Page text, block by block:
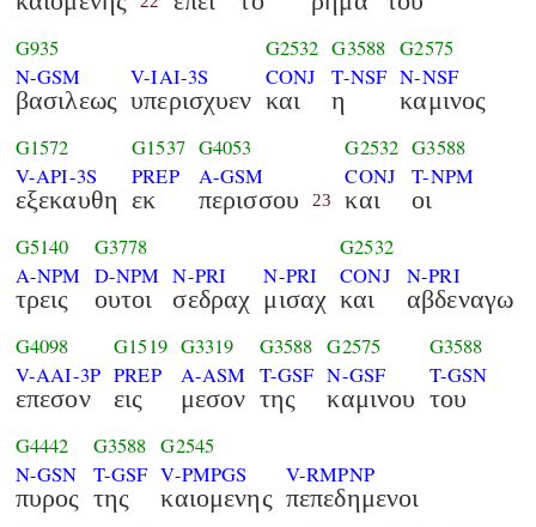
G935
N-GSM
βασιλεως
V-IAI-3S
υπερισχυεν
G2532
CONJ
και
G3588
T-NSF
η
G2575
N-NSF
καμινος
G1572
V-API-3S
εξεκαυθη
G1537
PREP
εκ
G4053
A-GSM
περισσου 23
G2532
CONJ
και
G3588
T-NPM
οι
G5140
A-NPM
τρεις
G3778
D-NPM
ουτοι
N-PRI
σεδραχ
N-PRI
μισαχ
G2532
CONJ
και
N-PRI
αβδεναγω
G4098
V-AAI-3P
επεσον
G1519
PREP
εις
G3319
A-ASM
μεσον
G3588
T-GSF
της
G2575
N-GSF
καμινου
G3588
T-GSN
του
G4442
N-GSN
πυρος
G3588
T-GSF
της
G2545
V-PMPGS
καιομενης
V-RMPNP
πεπεδημενοι